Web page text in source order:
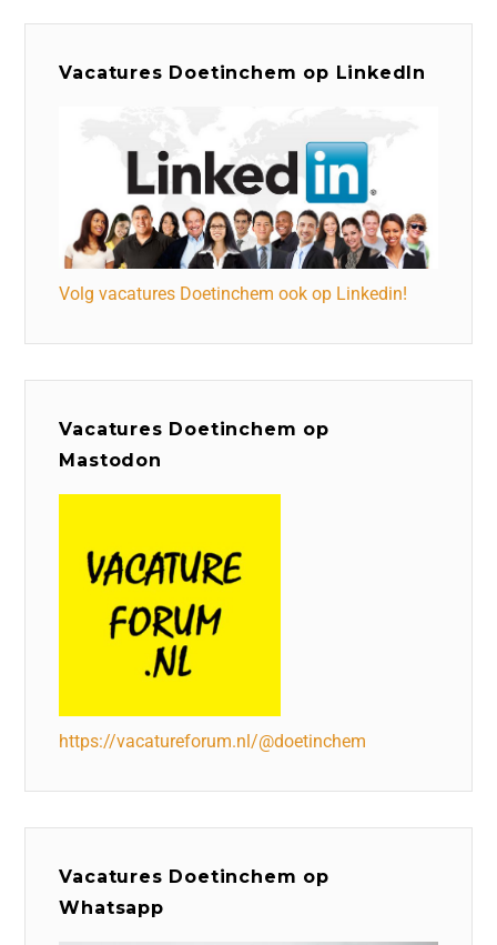
Vacatures Doetinchem op LinkedIn
Volg vacatures Doetinchem ook op Linkedin!
Vacatures Doetinchem op
Mastodon
https://vacatureforum.nl/@doetinchem
Vacatures Doetinchem op
Whatsapp